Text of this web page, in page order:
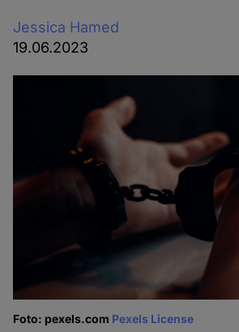
Jessica Hamed
19.06.2023
Foto: pexels.com Pexels License